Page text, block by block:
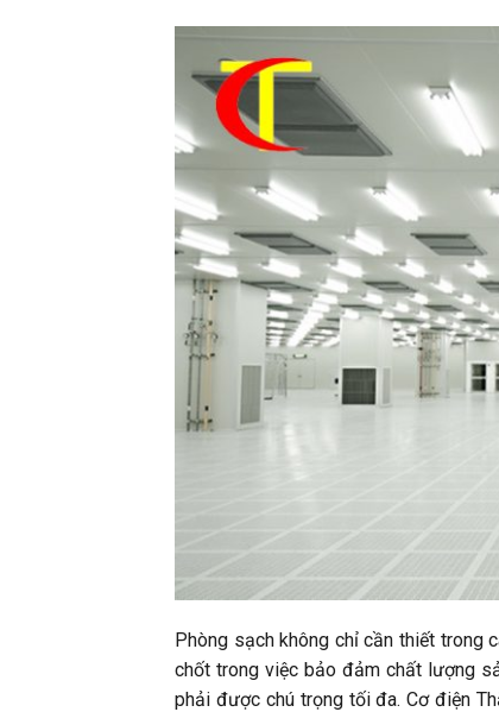
Phòng sạch không chỉ cần thiết trong
chốt trong việc bảo đảm chất lượng
phải được chú trọng tối đa. Cơ điện